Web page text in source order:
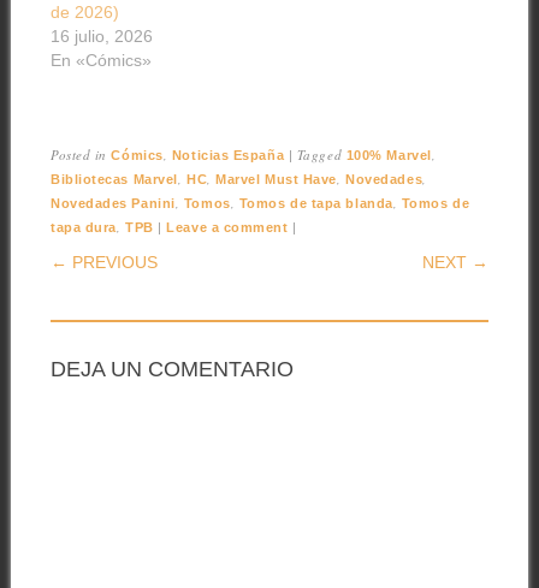
de 2026)
16 julio, 2026
En «Cómics»
Posted inCómics Noticias España | Tagged 100% Marvel
Bibliotecas Marvel HC ,Marvel Must Have ,Novedades
Novedades Panini Tomos Tomos de tapa blanda
Tomos de
tapa dura
,TPB |Leave a comment |
POST NAVIGATION
← PREVIOUS NEXT →
DEJA UN COMENTARIO